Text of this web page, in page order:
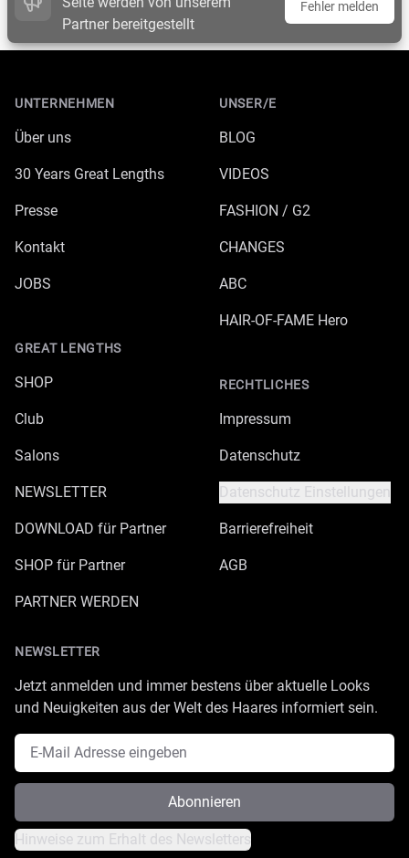
Partner bereitgestellt
Fehler melden
UNTERNEHMEN
Über uns
30 Years Great Lengths
Presse
Kontakt
JOBS
GREAT LENGTHS
SHOP
Club
Salons
NEWSLETTER
DOWNLOAD für Partner
SHOP für Partner
PARTNER WERDEN
UNSER/E
BLOG
VIDEOS
FASHION / G2
CHANGES
ABC
HAIR-OF-FAME Hero
RECHTLICHES
Impressum
Datenschutz
Datenschutz Einstellungen
Barrierefreiheit
AGB
NEWSLETTER
Jetzt anmelden und immer bestens über aktuelle Looks
und Neuigkeiten aus der Welt des Haares informiert sein.
E-Mail Adresse
Abonnieren
Hinweise zum Erhalt des Newsletters